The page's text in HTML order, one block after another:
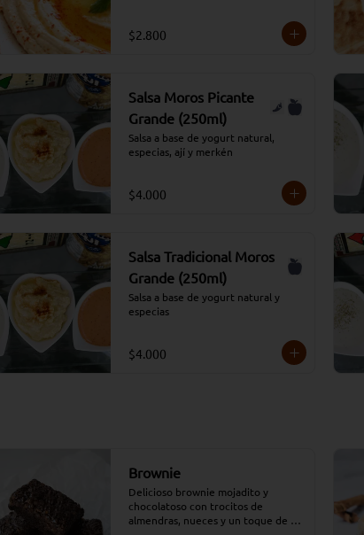
$2.800
Salsa Moros Picante
Grande (250ml)
Salsa a base de yogurt natural,
especias, ají y merkén
$4.000
Salsa Tradicional Moros
Grande (250ml)
Salsa a base de yogurt natural y
especias
$4.000
Brownie
Delicioso brownie mojadito y
chocolatoso con trocitos de
almendras, nueces y un toque de